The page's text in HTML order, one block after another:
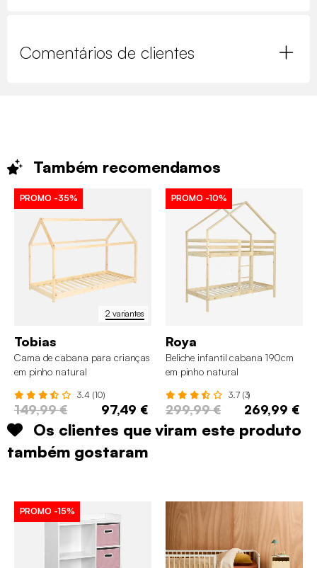
Comentários de clientes
Também recomendamos
2 variantes
PROMO -35%
Tobias
Cama de cabana para crianças
em pinho natural
3.4 (10)
149,99 € 97,49 €
PROMO -10%
Roya
Beliche infantil cabana 190cm
em pinho natural
3.7 (3)
299,99 € 269,99 €
Os clientes que viram este produto
também gostaram
PROMO -15%